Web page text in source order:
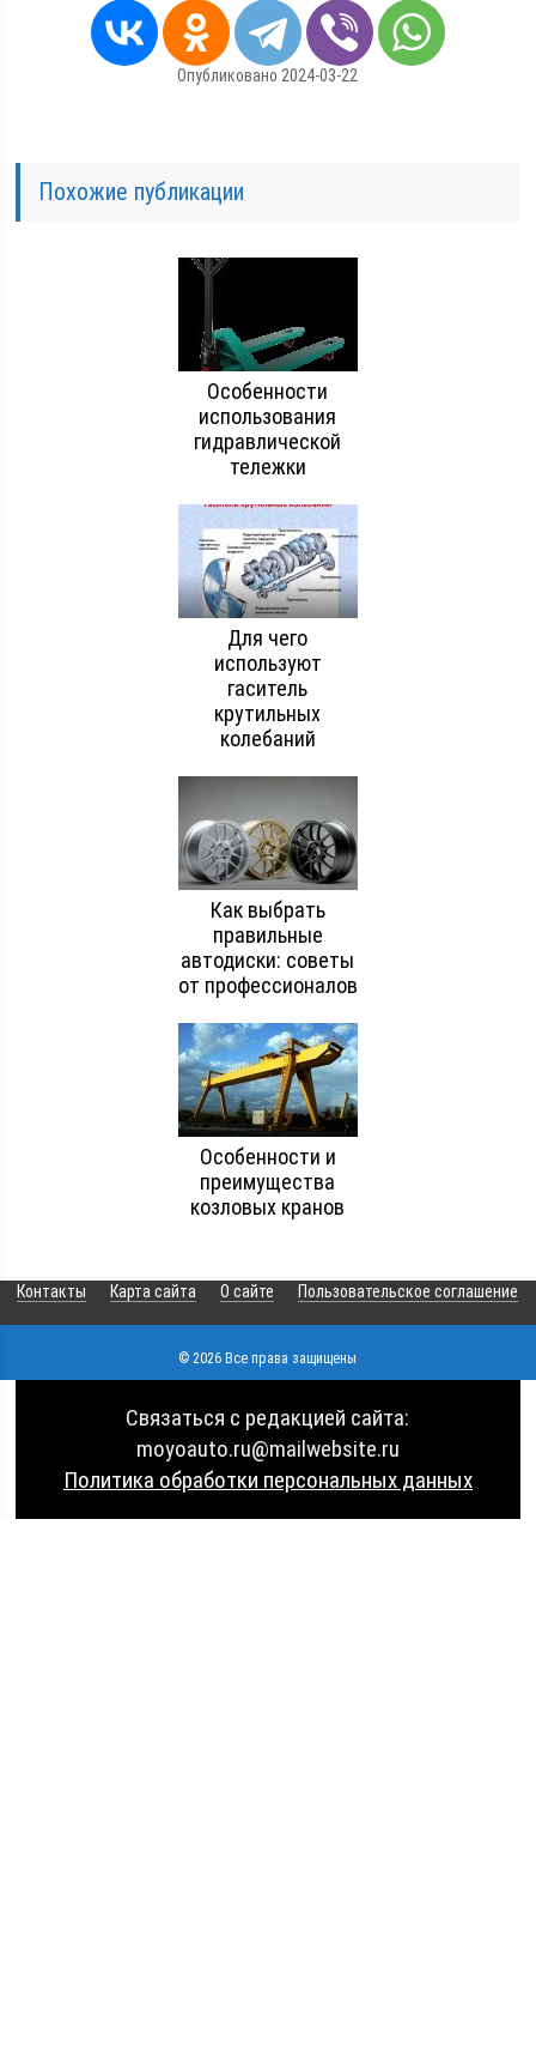
Опубликовано 2024-03-22
Похожие публикации
Особенности
использования
гидравлической
тележки
Для чего
используют
гаситель
крутильных
колебаний
Как выбрать
правильные
автодиски: советы
от профессионалов
Особенности и
преимущества
козловых кранов
Контакты Карта сайта О сайте Пользовательское соглашение
© 2026 Все права защищены
Связаться с редакцией сайта:
moyoauto.ru@mailwebsite.ru
Политика обработки персональных данных